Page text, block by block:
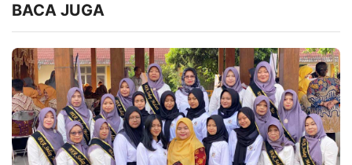
BACA JUGA